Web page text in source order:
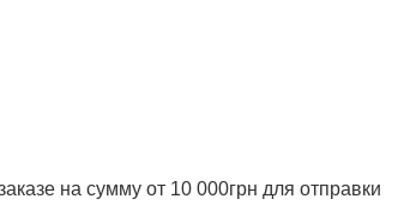
на сумму от 10 000грн для отправки